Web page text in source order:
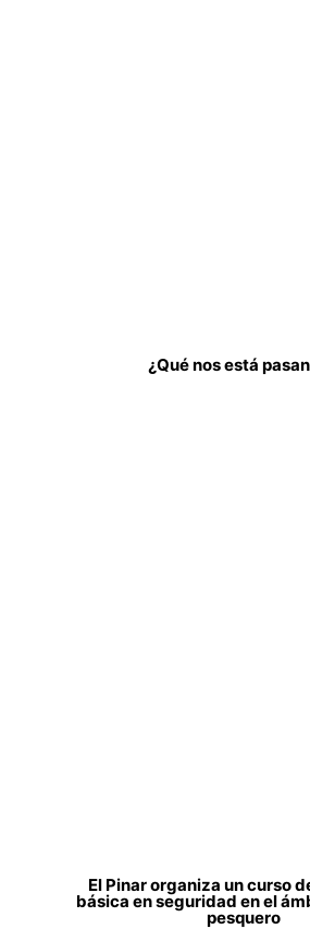
¿Qué nos está
El Pinar organiza un curso
básica en seguridad en el
pesquero